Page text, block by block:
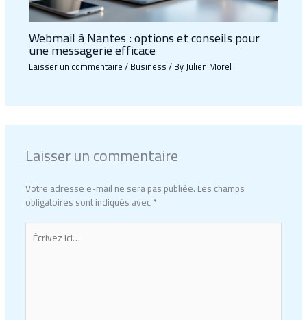
Webmail à Nantes : options et conseils pour
une messagerie efficace
Laisser un commentaire/Business/ ByJulien Morel
Laisser un commentaire
Votre adresse e-mail ne sera pas publiée.Les champs
obligatoires sont indiqués avec*
Écrivez
ici…